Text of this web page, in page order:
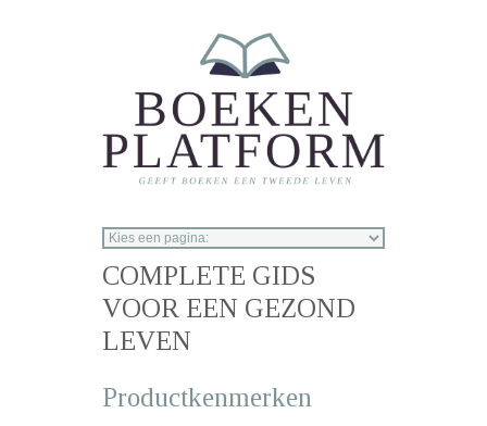
COMPLETE GIDS
VOOR EEN GEZOND
LEVEN
Productkenmerken